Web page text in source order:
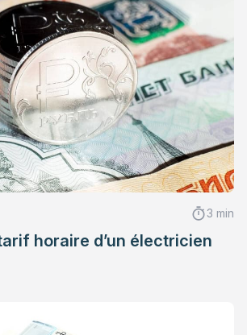
3 min
horaire d’un électricien